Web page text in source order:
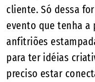
cliente. Só dessa
evento que tenha a
anfitriões
para ter idéias
preciso estar